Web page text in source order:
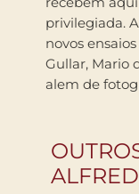
privilegiada.
novos
Gullar, Mario
alem de